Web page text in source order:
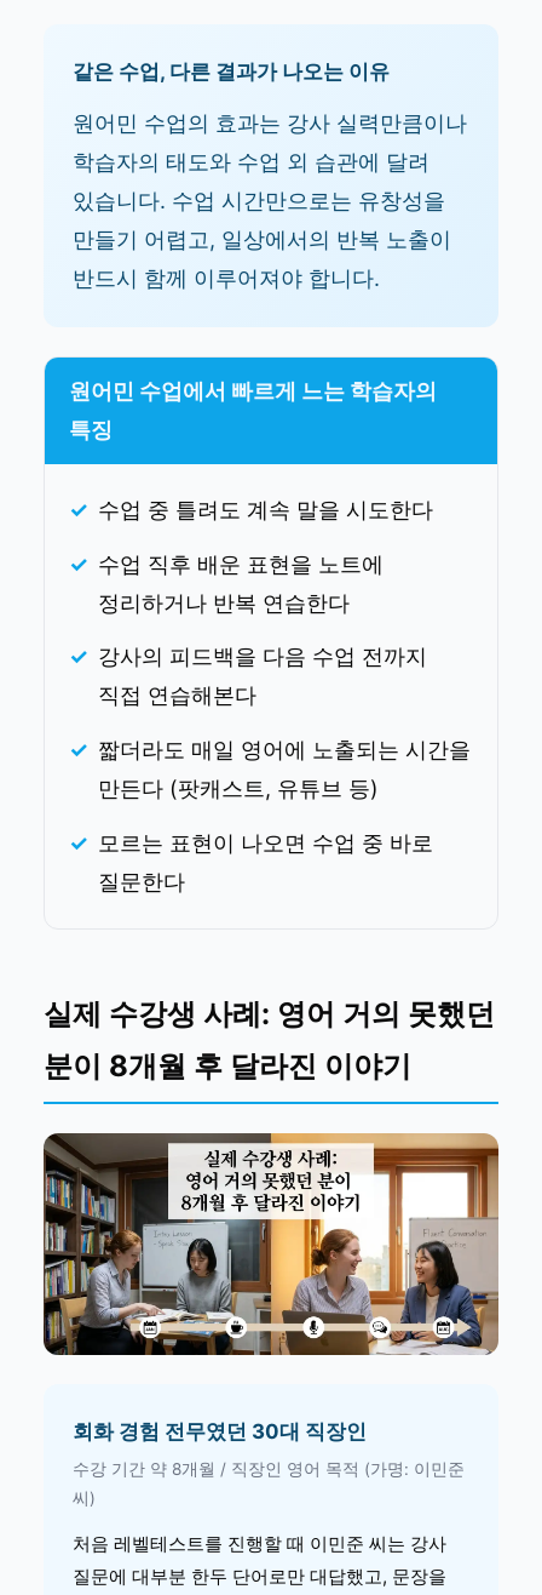
같은 수업, 다른 결과가 나오는 이유
원어민 수업의 효과는 강사 실력만큼이나
학습자의 태도와 수업 외 습관에 달려
있습니다. 수업 시간만으로는 유창성을
만들기 어렵고, 일상에서의 반복 노출이
반드시 함께 이루어져야 합니다.
원어민 수업에서 빠르게 느는 학습자의
특징
수업 중 틀려도 계속 말을 시도한다
수업 직후 배운 표현을 노트에
정리하거나 반복 연습한다
강사의 피드백을 다음 수업 전까지
직접 연습해본다
짧더라도 매일 영어에 노출되는 시간을
만든다 (팟캐스트, 유튜브 등)
모르는 표현이 나오면 수업 중 바로
질문한다
실제 수강생 사례: 영어 거의 못했던
분이 8개월 후 달라진 이야기
회화 경험 전무였던 30대 직장인
수강 기간 약 8개월 / 직장인 영어 목적 (가명: 이민준
씨)
처음 레벨테스트를 진행할 때 이민준 씨는 강사
질문에 대부분 한두 단어로만 대답했고, 문장을